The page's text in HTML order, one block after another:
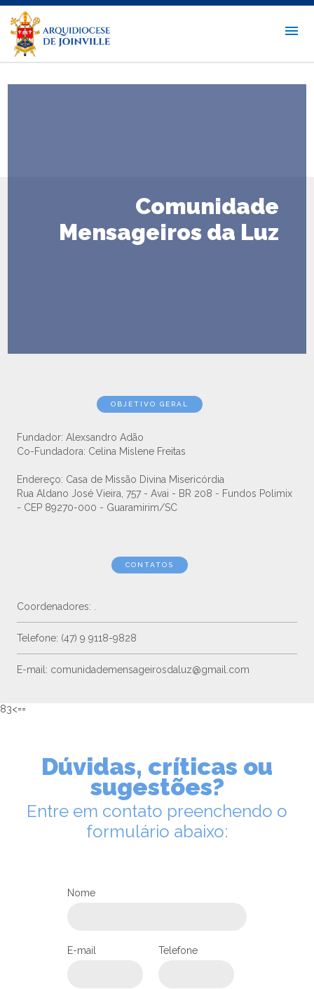
Comunidade
Mensageiros da Luz
OBJETIVO GERAL
Fundador: Alexsandro Adão
Co-Fundadora: Celina Mislene Freitas
Endereço: Casa de Missão Divina Misericórdia
Rua Aldano José Vieira, 757 - Avai - BR 208 - Fundos Polimix
- CEP 89270-000 - Guaramirim/SC
CONTATOS
Coordenadores: .
Telefone: (47) 9 9118-9828
E-mail: comunidademensageirosdaluz@gmail.com
83<==
Dúvidas, críticas ou
sugestões?
Entre em contato preenchendo o
formulário abaixo:
Nome
E-mail Telefone